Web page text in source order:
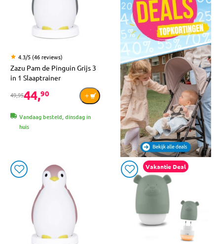
4.3/5 (46 reviews)
Zazu Pam de Pinguin Grijs 3
in 1 Slaaptrainer
49,9544,90
Vandaag besteld, dinsdag in
huis
Vakantie Deal